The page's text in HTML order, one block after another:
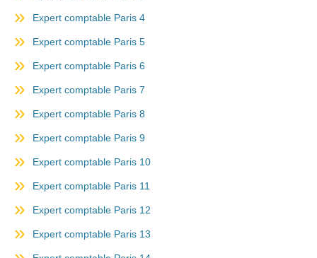
Expert comptable Paris 4
Expert comptable Paris 5
Expert comptable Paris 6
Expert comptable Paris 7
Expert comptable Paris 8
Expert comptable Paris 9
Expert comptable Paris 10
Expert comptable Paris 11
Expert comptable Paris 12
Expert comptable Paris 13